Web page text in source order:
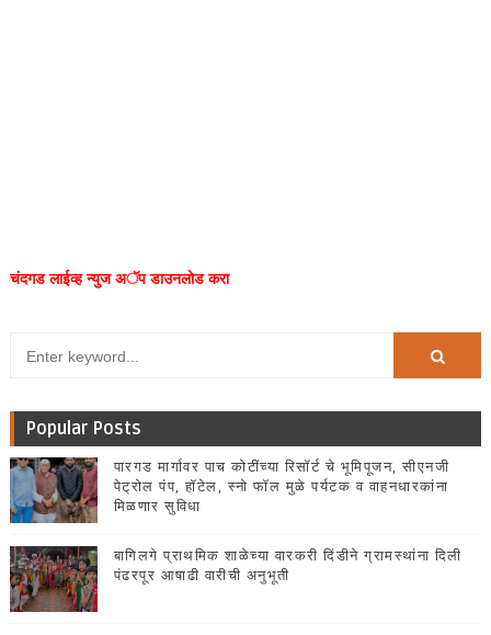
चंदगड लाईव्ह न्युज अॅप डाउनलोड करा
Popular Posts
पारगड मार्गावर पाच कोटींच्या रिसॉर्ट चे भूमिपूजन, सीएनजी
पेट्रोल पंप, हॉटेल, स्नो फॉल मुळे पर्यटक व वाहनधारकांना
मिळणार सुविधा
बागिलगे प्राथमिक शाळेच्या वारकरी दिंडीने ग्रामस्थांना दिली
पंढरपूर आषाढी वारीची अनुभूती